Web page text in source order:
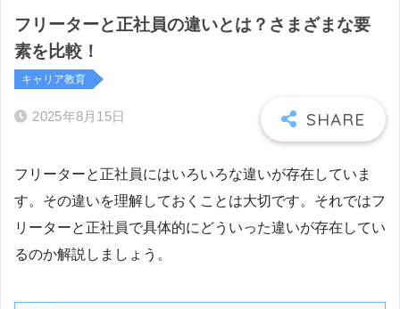
フリーターと正社員の違いとは？さまざまな要
素を比較！
キャリア教育
2025年8月15日
フリーターと正社員にはいろいろな違いが存在していま
す。その違いを理解しておくことは大切です。それではフ
リーターと正社員で具体的にどういった違いが存在してい
るのか解説しましょう。